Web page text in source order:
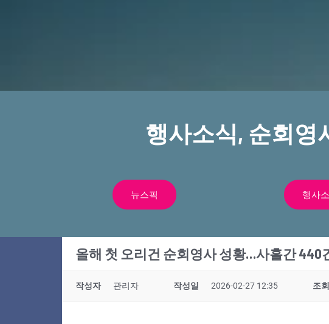
행사소식, 순회영
뉴스픽 행사
올해 첫 오리건 순회영사 성황…사흘간 440
작성자 관리자 작성일 2026-02-27 12:35 조회